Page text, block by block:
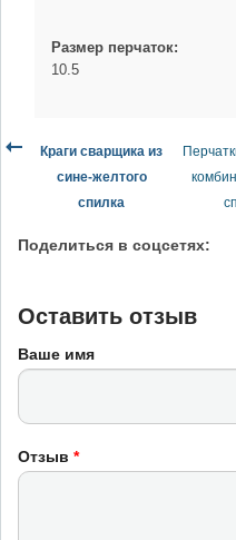
Размер перчаток:
10.5
Краги сварщика из
сине-желтого
спилка
Поделиться в соцсетях:
Оставить отзыв
Ваше имя
Отзыв *